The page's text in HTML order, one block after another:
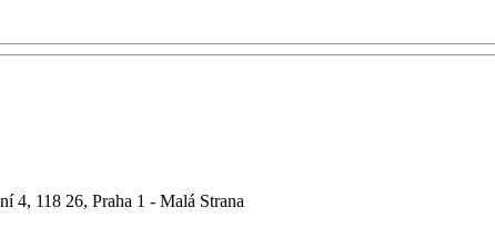
4, 118 26, Praha 1 - Malá Strana